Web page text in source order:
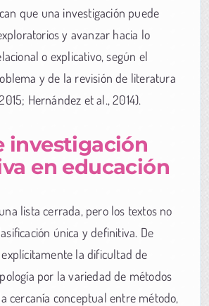
que una investigación puede
y avanzar hacia lo
o explicativo, según el
y de la revisión de literatura
Hernández et al., 2014).
investigación
en educación
lista cerrada, pero los textos no
única y definitiva. De
explícitamente la dificultad de
por la variedad de métodos
cercanía conceptual entre método,